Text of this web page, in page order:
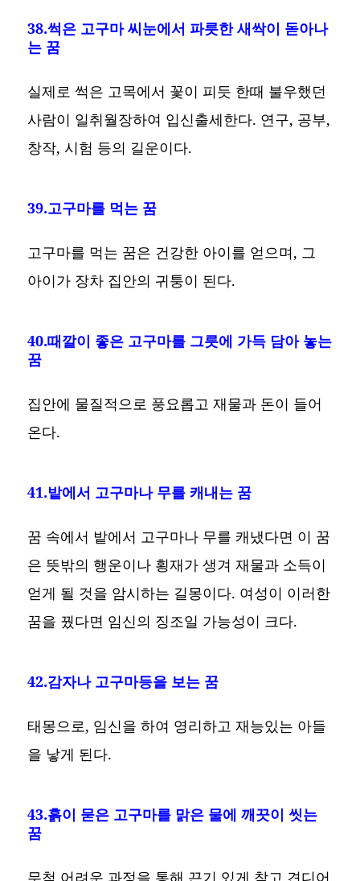
38.썩은 고구마 씨눈에서 파릇한 새싹이 돋아나
는 꿈
실제로 썩은 고목에서 꽃이 피듯 한때 불우했던
사람이 일취월장하여 입신출세한다. 연구, 공부,
창작, 시험 등의 길운이다.
39.고구마를 먹는 꿈
고구마를 먹는 꿈은 건강한 아이를 얻으며, 그
아이가 장차 집안의 귀퉁이 된다.
40.때깔이 좋은 고구마를 그릇에 가득 담아 놓는
꿈
집안에 물질적으로 풍요롭고 재물과 돈이 들어
온다.
41.밭에서 고구마나 무를 캐내는 꿈
꿈 속에서 밭에서 고구마나 무를 캐냈다면 이 꿈
은 뜻밖의 행운이나 횡재가 생겨 재물과 소득이
얻게 될 것을 암시하는 길몽이다. 여성이 이러한
꿈을 꿨다면 임신의 징조일 가능성이 크다.
42.감자나 고구마등을 보는 꿈
태몽으로, 임신을 하여 영리하고 재능있는 아들
을 낳게 된다.
43.흙이 묻은 고구마를 맑은 물에 깨끗이 씻는
꿈
무척 어려운 과정을 통해 끈기 있게 참고 견디어